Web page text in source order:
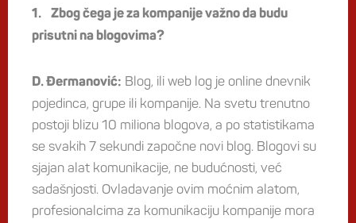
1. Zbog čega je za kompanije važno da budu
prisutni na blogovima?
D. Đermanović: Blog, ili web log je online dnevnik
pojedinca, grupe ili kompanije. Na svetu trenutno
postoji blizu 10 miliona blogova, a po statistikama
se svakih 7 sekundi započne novi blog. Blogovi su
sjajan alat komunikacije, ne budućnosti, već
sadašnjosti. Ovladavanje ovim moćnim alatom,
profesionalcima za komunikaciju kompanije mora